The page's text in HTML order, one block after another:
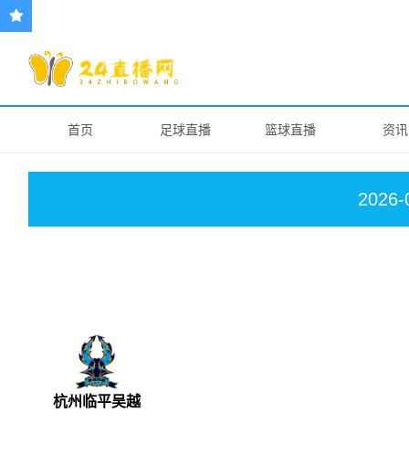
首页 足球直播 篮球直播 资讯
杭州临平吴越